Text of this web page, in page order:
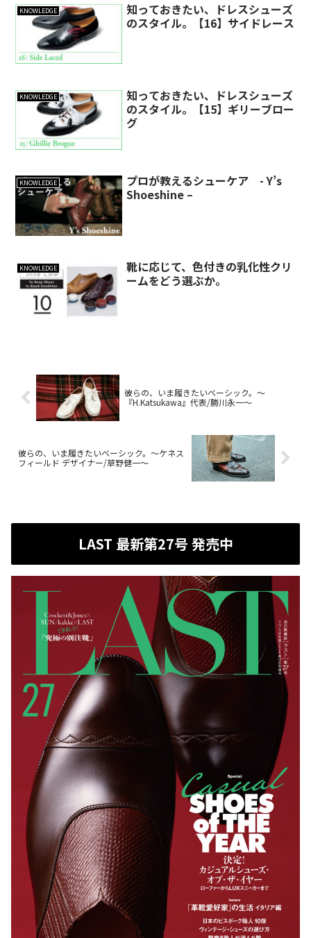
KNOWLEDGE
知っておきたい、ドレスシューズ
のスタイル。【16】サイドレース
KNOWLEDGE
知っておきたい、ドレスシューズ
のスタイル。【15】ギリーブロー
グ
KNOWLEDGE
プロが教えるシューケア - Y’s
Shoeshine –
KNOWLEDGE
靴に応じて、色付きの乳化性クリ
ームをどう選ぶか。
彼らの、いま履きたいベーシック。～
『H.Katsukawa』代表/勝川永一～
彼らの、いま履きたいベーシック。〜ケネス
フィールド デザイナー/草野健一〜
LAST 最新第27号 発売中